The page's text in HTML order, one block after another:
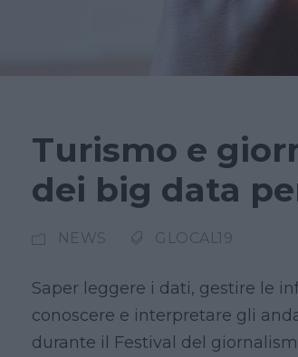
Turismo e
dei big data
NEWS GLOCAL19
Saper leggere i dati, gestire le
conoscere e interpretare gli
durante il Festival del